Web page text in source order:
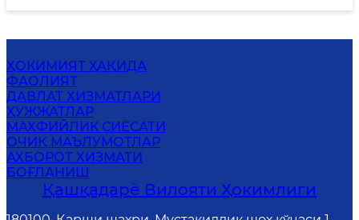
ҲОКИМИЯТ ҲАҚИДА
ФАОЛИЯТ
ДАВЛАТ ХИЗМАТЛАРИ
ҲУЖЖАТЛАР
MАХФИЙЛИК СИЁСАТИ
ОЧИҚ МАЪЛУМОТЛАР
АХБОРОТ ХИЗМАТИ
БОҒЛАНИШ
Қашқадарё Вилояти Ҳокимлиги